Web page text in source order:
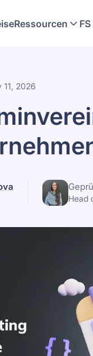
Ressourcen
2026
Head